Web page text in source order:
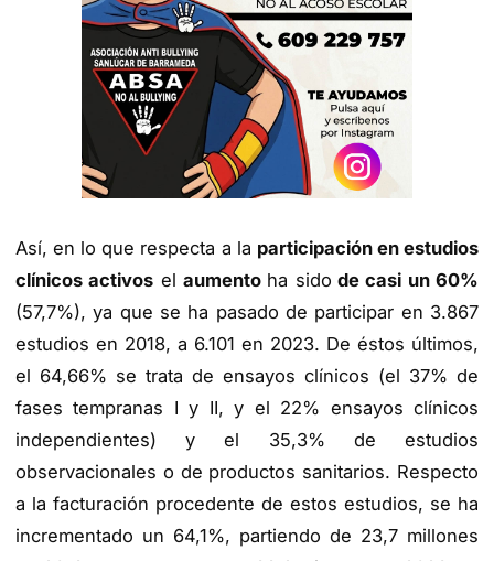
Así, en lo que respecta a la participación en estudios
clínicos activos elaumento ha sido de casi un 60%
(57,7%), ya que se ha pasado de participar en 3.867
estudios en 2018, a 6.101 en 2023. De éstos últimos,
el 64,66% se trata de ensayos clínicos (el 37% de
fases tempranas I y II, y el 22% ensayos clínicos
independientes) y el 35,3% de estudios
observacionales o de productos sanitarios. Respecto
a la facturación procedente de estos estudios, se ha
incrementado un 64,1%, partiendo de 23,7 millones